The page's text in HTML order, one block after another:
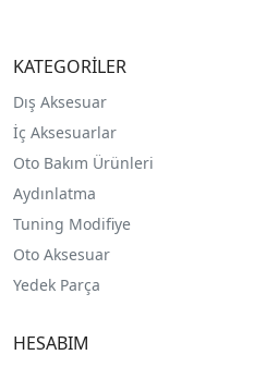
KATEGORİLER
Dış Aksesuar
İç Aksesuarlar
Oto Bakım Ürünleri
Aydınlatma
Tuning Modifiye
Oto Aksesuar
Yedek Parça
HESABIM